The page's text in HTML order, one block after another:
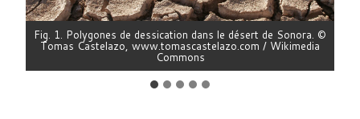
Fig. 1. Polygones de dessication dans le désert de Sonora. ©
Tomas Castelazo, www.tomascastelazo.com / Wikimedia
Commons